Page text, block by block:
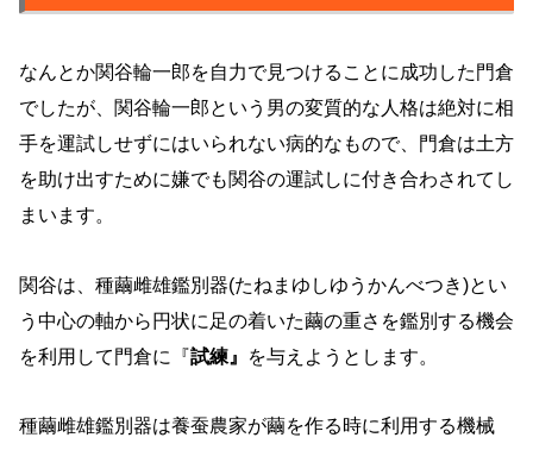
なんとか関谷輪一郎を自力で見つけることに成功した門倉
でしたが、関谷輪一郎という男の変質的な人格は絶対に相
手を運試しせずにはいられない病的なもので、門倉は土方
を助け出すために嫌でも関谷の運試しに付き合わされてし
まいます。
関谷は、種繭雌雄鑑別器(たねまゆしゆうかんべつき)とい
う中心の軸から円状に足の着いた繭の重さを鑑別する機会
を利用して門倉に『試練』 を与えようとします。
種繭雌雄鑑別器は養蚕農家が繭を作る時に利用する機械